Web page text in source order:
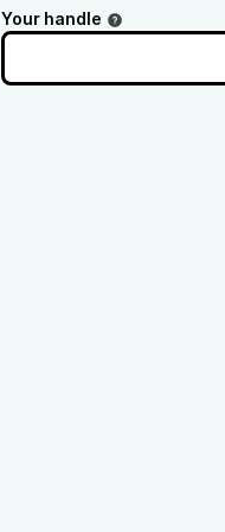
Your handle